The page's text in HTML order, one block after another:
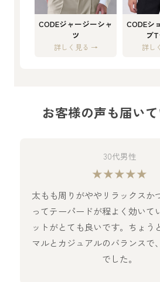
CODEジャージーシャ
ツ
詳しく見る →
CODEシ
ブ
詳し
お客様の声も届い
30代男性
★★★★★
太もも周りがややリラックスか
ってテーパードが程よく効いて
ットがとても良いです。ちょう
マルとカジュアルのバランスで
でした。